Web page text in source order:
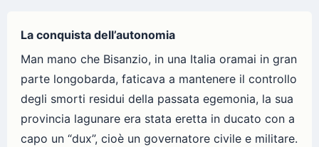
La conquista dell’autonomia
Man mano che Bisanzio, in una Italia oramai in gran
parte longobarda, faticava a mantenere il controllo
degli smorti residui della passata egemonia, la sua
provincia lagunare era stata eretta in ducato con a
capo un “dux”, cioè un governatore civile e militare.